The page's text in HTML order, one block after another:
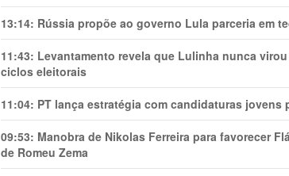
13:14: Rússia propõe ao governo Lula parceria em
11:43: Levantamento revela que Lulinha nunca
ciclos eleitorais
11:04: PT lança estratégia com candidaturas jovens
09:53: Manobra de Nikolas Ferreira para favorecer
de Romeu Zema